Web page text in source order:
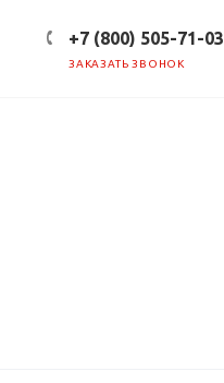
+7 (800) 505-71-03
ЗАКАЗАТЬ ЗВОНОК